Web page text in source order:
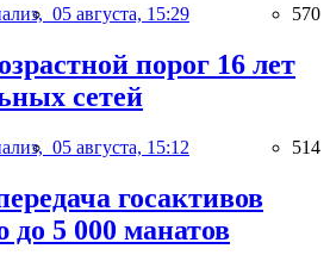
05 августа, 15:29 570
порог 16 лет
сетей
05 августа, 15:12 514
госактивов
до 5 000 манатов